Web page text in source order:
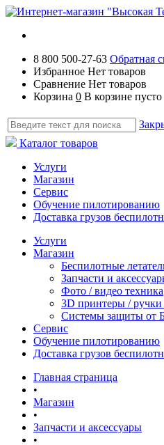
8 800 500-27-63 Обратная
Избранное Нет товаров
Сравнение Нет товаров
Корзина 0 В корзине пусто
Каталог товаров
Услуги
Магазин
Сервис
Обучение пилотированию
Доставка грузов
Услуги
Магазин
Беспилотные
Запчасти и
Фото / видео техника
3D принтеры / ручки
Системы защиты от
Сервис
Обучение пилотированию
Доставка грузов
Главная страница
•
Магазин
•
Запчасти и аксессуары
•